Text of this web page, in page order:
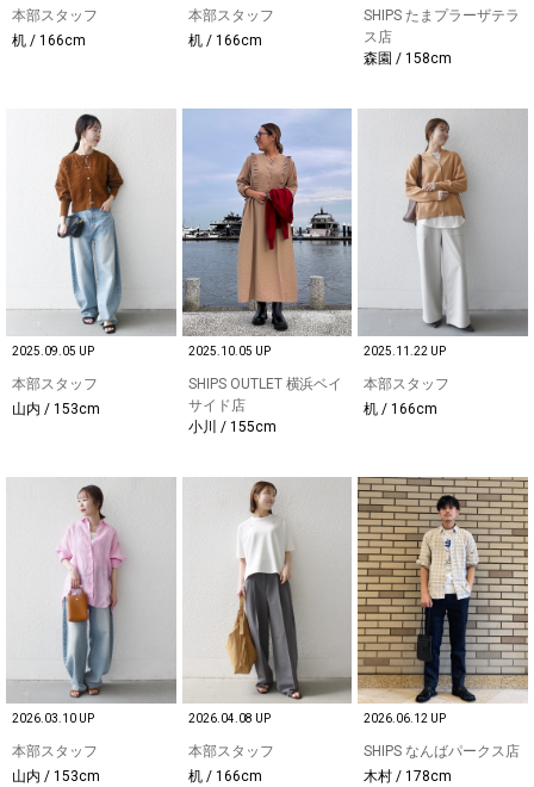
本部スタッフ
机 / 166cm
本部スタッフ
机 / 166cm
SHIPS たまプラーザテラ
ス店
森園 / 158cm
2025.09.05 UP
本部スタッフ
山内 / 153cm
2025.10.05 UP
SHIPS OUTLET 横浜ベイ
サイド店
小川 / 155cm
2025.11.22 UP
本部スタッフ
机 / 166cm
2026.03.10 UP
本部スタッフ
山内 / 153cm
2026.04.08 UP
本部スタッフ
机 / 166cm
2026.06.12 UP
SHIPS なんばパークス店
木村 / 178cm